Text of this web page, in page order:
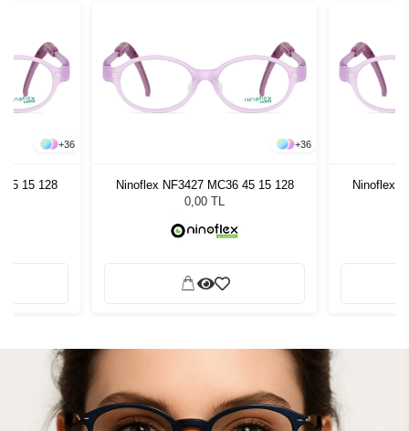
+36
45 15 128
+36
Ninoflex NF3427 MC36 45 15 128
0,00 TL
Ninoflex